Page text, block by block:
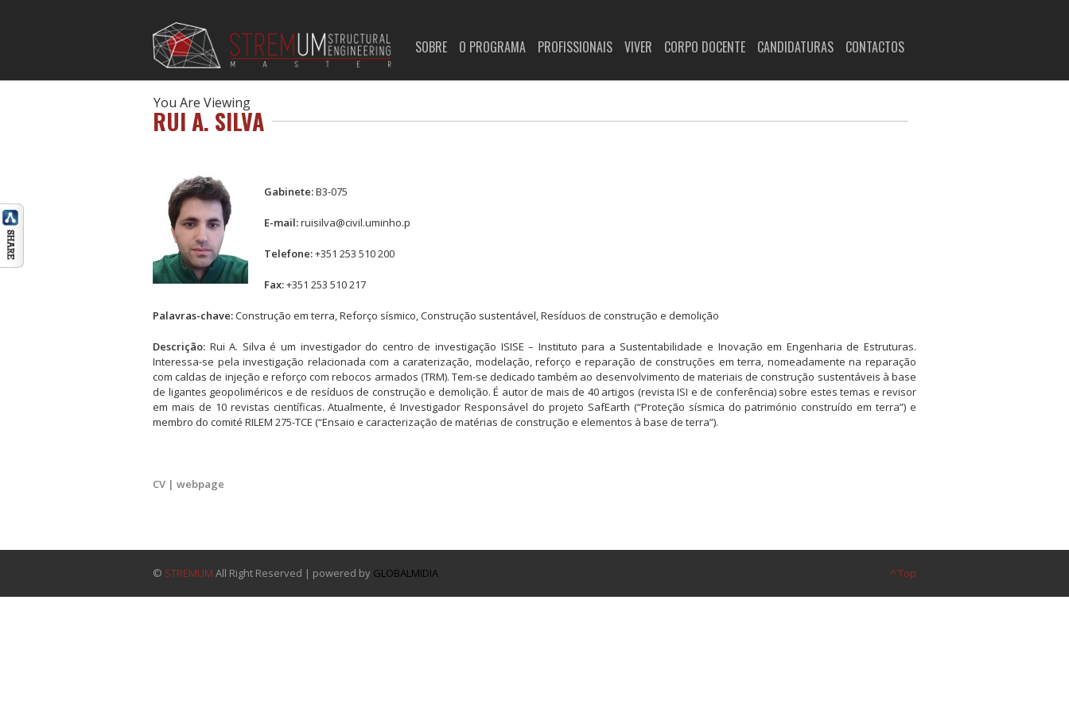
SOBRE O PROGRAMA PROFISSIONAIS VIVER CORPO DOCENTE CANDIDATURAS CONTACTOS
You Are Viewing
RUI A. SILVA
Gabinete:B3-075
E-mail:ruisilva@civil.uminho.p
Telefone:+351 253 510 200
Fax:+351 253 510 217
Palavras-chave:Construção em terra, Reforço sísmico, Construção sustentável, Resíduos de construção e demolição
Descrição: Rui A. Silva é um investigador do centro de investigação ISISE – Instituto para a Sustentabilidade e Inovação em Engenharia de Estruturas.
Interessa-se pela investigação relacionada com a caraterização, modelação, reforço e reparação de construções em terra, nomeadamente na reparação
com caldas de injeção e reforço com rebocos armados (TRM). Tem-se dedicado também ao desenvolvimento de materiais de construção sustentáveis à base
de ligantes geopoliméricos e de resíduos de construção e demolição. É autor de mais de 40 artigos (revista ISI e de conferência) sobre estes temas e revisor
em mais de 10 revistas científicas. Atualmente, é Investigador Responsável do projeto SafEarth (“Proteção sísmica do património construído em terra”) e
membro do comité RILEM 275-TCE (“Ensaio e caracterização de matérias de construção e elementos à base de terra”).
CV | webpage
© STREMUM All Right Reserved | powered by GLOBALMIDIA ^ Top